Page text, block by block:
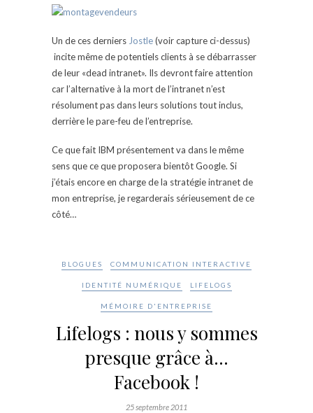
Un de ces derniers Jostle(voir capture ci-dessus)
incite même de potentiels clients à se débarrasser
de leur «dead intranet». Ils devront faire attention
car l’alternative à la mort de l’intranet n’est
résolument pas dans leurs solutions tout inclus,
derrière le pare-feu de l’entreprise.
Ce que fait IBM présentement va dans le même
sens que ce que proposera bientôt Google. Si
j’étais encore en charge de la stratégie intranet de
mon entreprise, je regarderais sérieusement de ce
côté…
BLOGUES COMMUNICATION INTERACTIVE
IDENTITÉ NUMÉRIQUE LIFELOGS
MÉMOIRE D'ENTREPRISE
Lifelogs : nous y sommes
presque grâce à…
Facebook !
25 septembre 2011